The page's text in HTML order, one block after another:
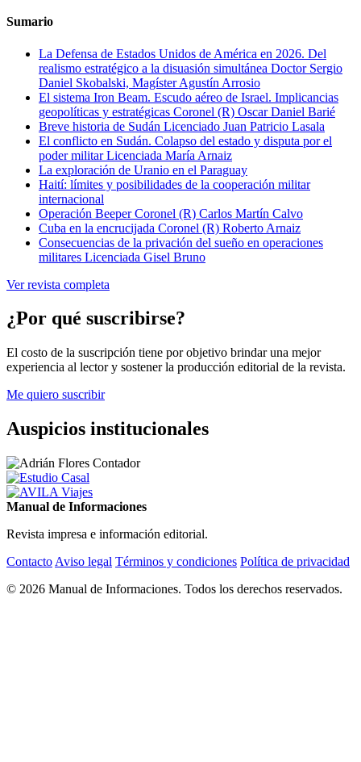
Sumario
La Defensa de Estados Unidos de América en 2026. Del
realismo estratégico a la disuasión simultánea Doctor Sergio
Daniel Skobalski, Magíster Agustín Arrosio
El sistema Iron Beam. Escudo aéreo de Israel. Implicancias
geopolíticas y estratégicas Coronel (R) Oscar Daniel Barié
Breve historia de Sudán Licenciado Juan Patricio Lasala
El conflicto en Sudán. Colapso del estado y disputa por el
poder militarLicenciada María Arnaiz
La exploración de Uranio en el Paraguay
Haití: límites y posibilidades de la cooperación militar
internacional
Operación BeeperCoronel (R) Carlos Martín Calvo
Cuba en la encrucijada Coronel (R) Roberto Arnaiz
Consecuencias de la privación del sueño en operaciones
militares Licenciada Gisel Bruno
Ver revista completa
¿Por qué suscribirse?
El costo de la suscripción tiene por objetivo brindar una mejor
experiencia al lector y sostener la producción editorial de la revista.
Me quiero suscribir
Auspicios institucionales
Manual de Informaciones
Revista impresa e información editorial.
Contacto Aviso legal Términos y condiciones Política de privacidad
© 2026 Manual de Informaciones. Todos los derechos reservados.